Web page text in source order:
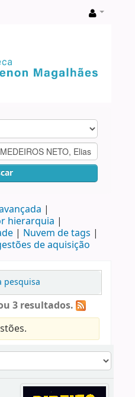
hierarquia
Nuvem de tags
de aquisição
pesquisa
3 resultados.